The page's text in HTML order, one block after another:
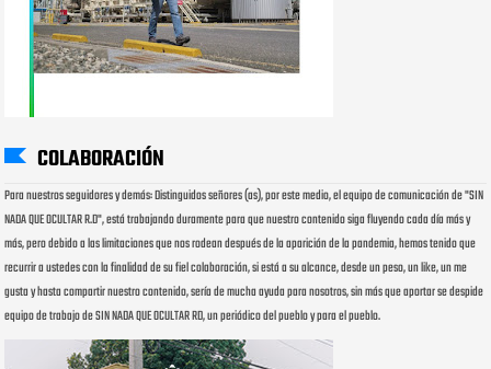
COLABORACIÓN
Para nuestros seguidores y demás: Distinguidos señores (as), por este medio, el equipo de comunicación de "SIN
NADA QUE OCULTAR R.D", está trabajando duramente para que nuestro contenido siga fluyendo cada día más y
más, pero debido a las limitaciones que nos rodean después de la aparición de la pandemia, hemos tenido que
recurrir a ustedes con la finalidad de su fiel colaboración, si está a su alcance, desde un peso, un like, un me
gusta y hasta compartir nuestro contenido, sería de mucha ayuda para nosotros, sin más que aportar se despide
equipo de trabajo de SIN NADA QUE OCULTAR RD, un periódico del pueblo y para el pueblo.